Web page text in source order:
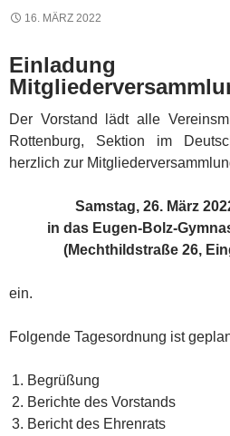
16. MÄRZ 2022
Der Vorstand lädt alle
Rottenburg, Sektion im
herzlich zur
Samstag, 26. März
in das Eugen-Bolz-
(Mechthildstraße 26,
ein.
Folgende Tagesordnung ist
Begrüßung
Berichte des Vorstands
Bericht des Ehrenrats